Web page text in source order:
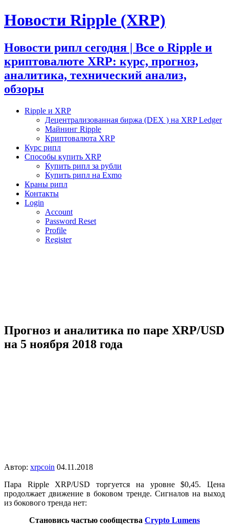
Новости Ripple (XRP)
Новости рипл сегодня | Все о Ripple и
криптовалюте XRP: курс, прогноз,
аналитика, технический анализ,
обзоры
Ripple и XRP
Децентрализованная биржа (DEX ) на XRP Ledger
Майнинг Ripple
Криптовалюта XRP
Курс рипл
Способы купить XRP
Купить рипл за рубли
Купить рипл на Exmo
Краны рипл
Контакты
Login
Account
Password Reset
Profile
Register
Прогноз и аналитика по паре XRP/USD
на 5 ноября 2018 года
Автор: xrpcoin 04.11.2018
Пара Ripple XRP/USD торгуется на уровне $0,45. Цена
продолжает движение в боковом тренде. Сигналов на выход
из бокового тренда нет:
Становись частью сообщества Crypto Lumens